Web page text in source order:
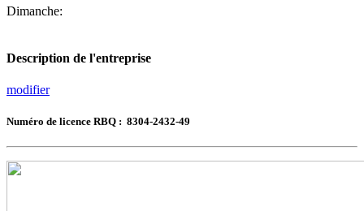
Dimanche:
Description de l'entreprise
modifier
Numéro de licence RBQ : 8304-2432-49